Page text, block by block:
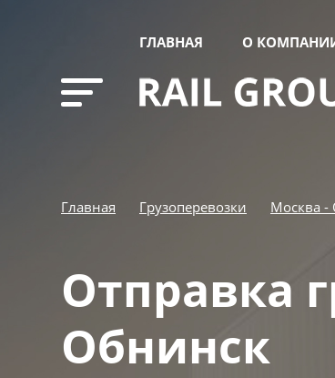
ГЛАВНАЯ О
Главная Грузоперевозки Москва -
Отправка
Обнинск